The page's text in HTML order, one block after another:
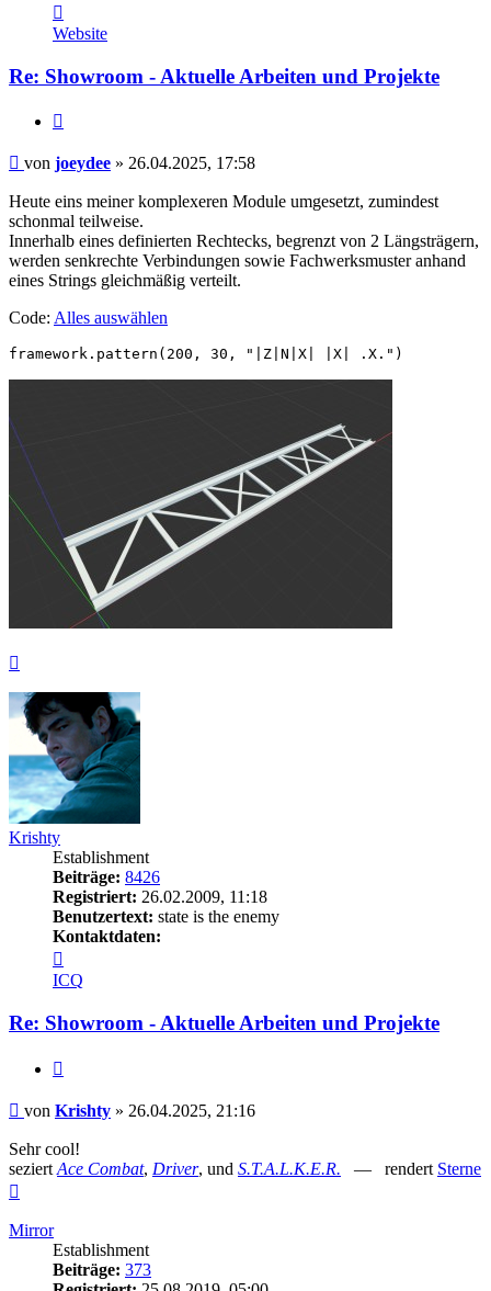
von
joeydee
Website
Re: Showroom - Aktuelle Arbeiten und Projekte
Beitrag
von joeydee » 26.04.2025, 17:58
Heute eins meiner komplexeren Module umgesetzt, zumindest
schonmal teilweise.
Innerhalb eines definierten Rechtecks, begrenzt von 2 Längsträgern,
werden senkrechte Verbindungen sowie Fachwerksmuster anhand
eines Strings gleichmäßig verteilt.
Code: Alles auswählen
framework.pattern(200, 30, "|Z|N|X| |X| .X.")
Krishty
Establishment
Beiträge: 8426
Registriert: 26.02.2009, 11:18
Benutzertext: state is the enemy
Kontaktdaten:
von
Krishty
ICQ
Re: Showroom - Aktuelle Arbeiten und Projekte
Beitrag
von Krishty » 26.04.2025, 21:16
Sehr cool!
seziert Ace Combat, Driver, und S.T.A.L.K.E.R. — rendert Sterne
Mirror
Establishment
Beiträge: 373